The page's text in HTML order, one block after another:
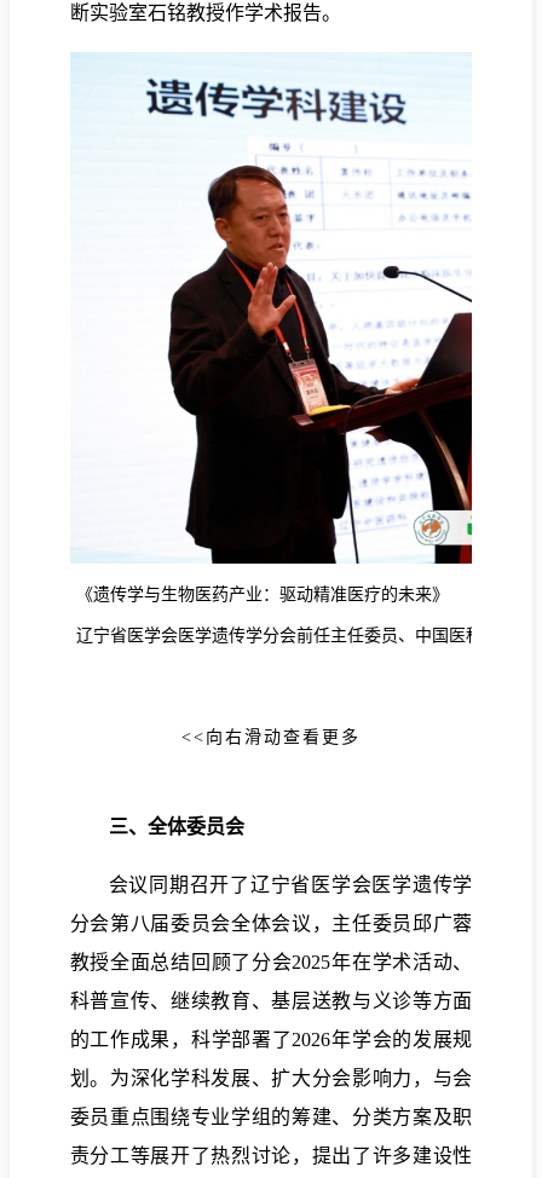
断实验室石铭教授作学术报告。
《遗传学与生物医药产业：驱动精准医疗的未来》
辽宁省医学会医学遗传学分会前任主任委员、中国医科大学
<<向右滑动查看更多
三、全体委员会
会议同期召开了辽宁省医学会医学遗传学
分会第八届委员会全体会议，主任委员邱广蓉
教授全面总结回顾了分会2025年在学术活动、
科普宣传、继续教育、基层送教与义诊等方面
的工作成果，科学部署了2026年学会的发展规
划。为深化学科发展、扩大分会影响力，与会
委员重点围绕专业学组的筹建、分类方案及职
责分工等展开了热烈讨论，提出了许多建设性